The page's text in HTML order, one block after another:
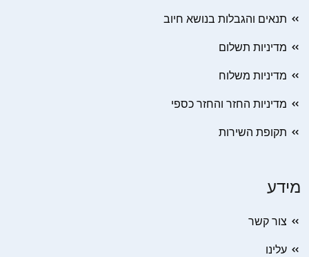
תנאים והגבלות בנושא חיוב
מדיניות תשלום
מדיניות משלוח
מדיניות החזר והחזר כספי
תקופת השירות
מידע
צור קשר
עלינו